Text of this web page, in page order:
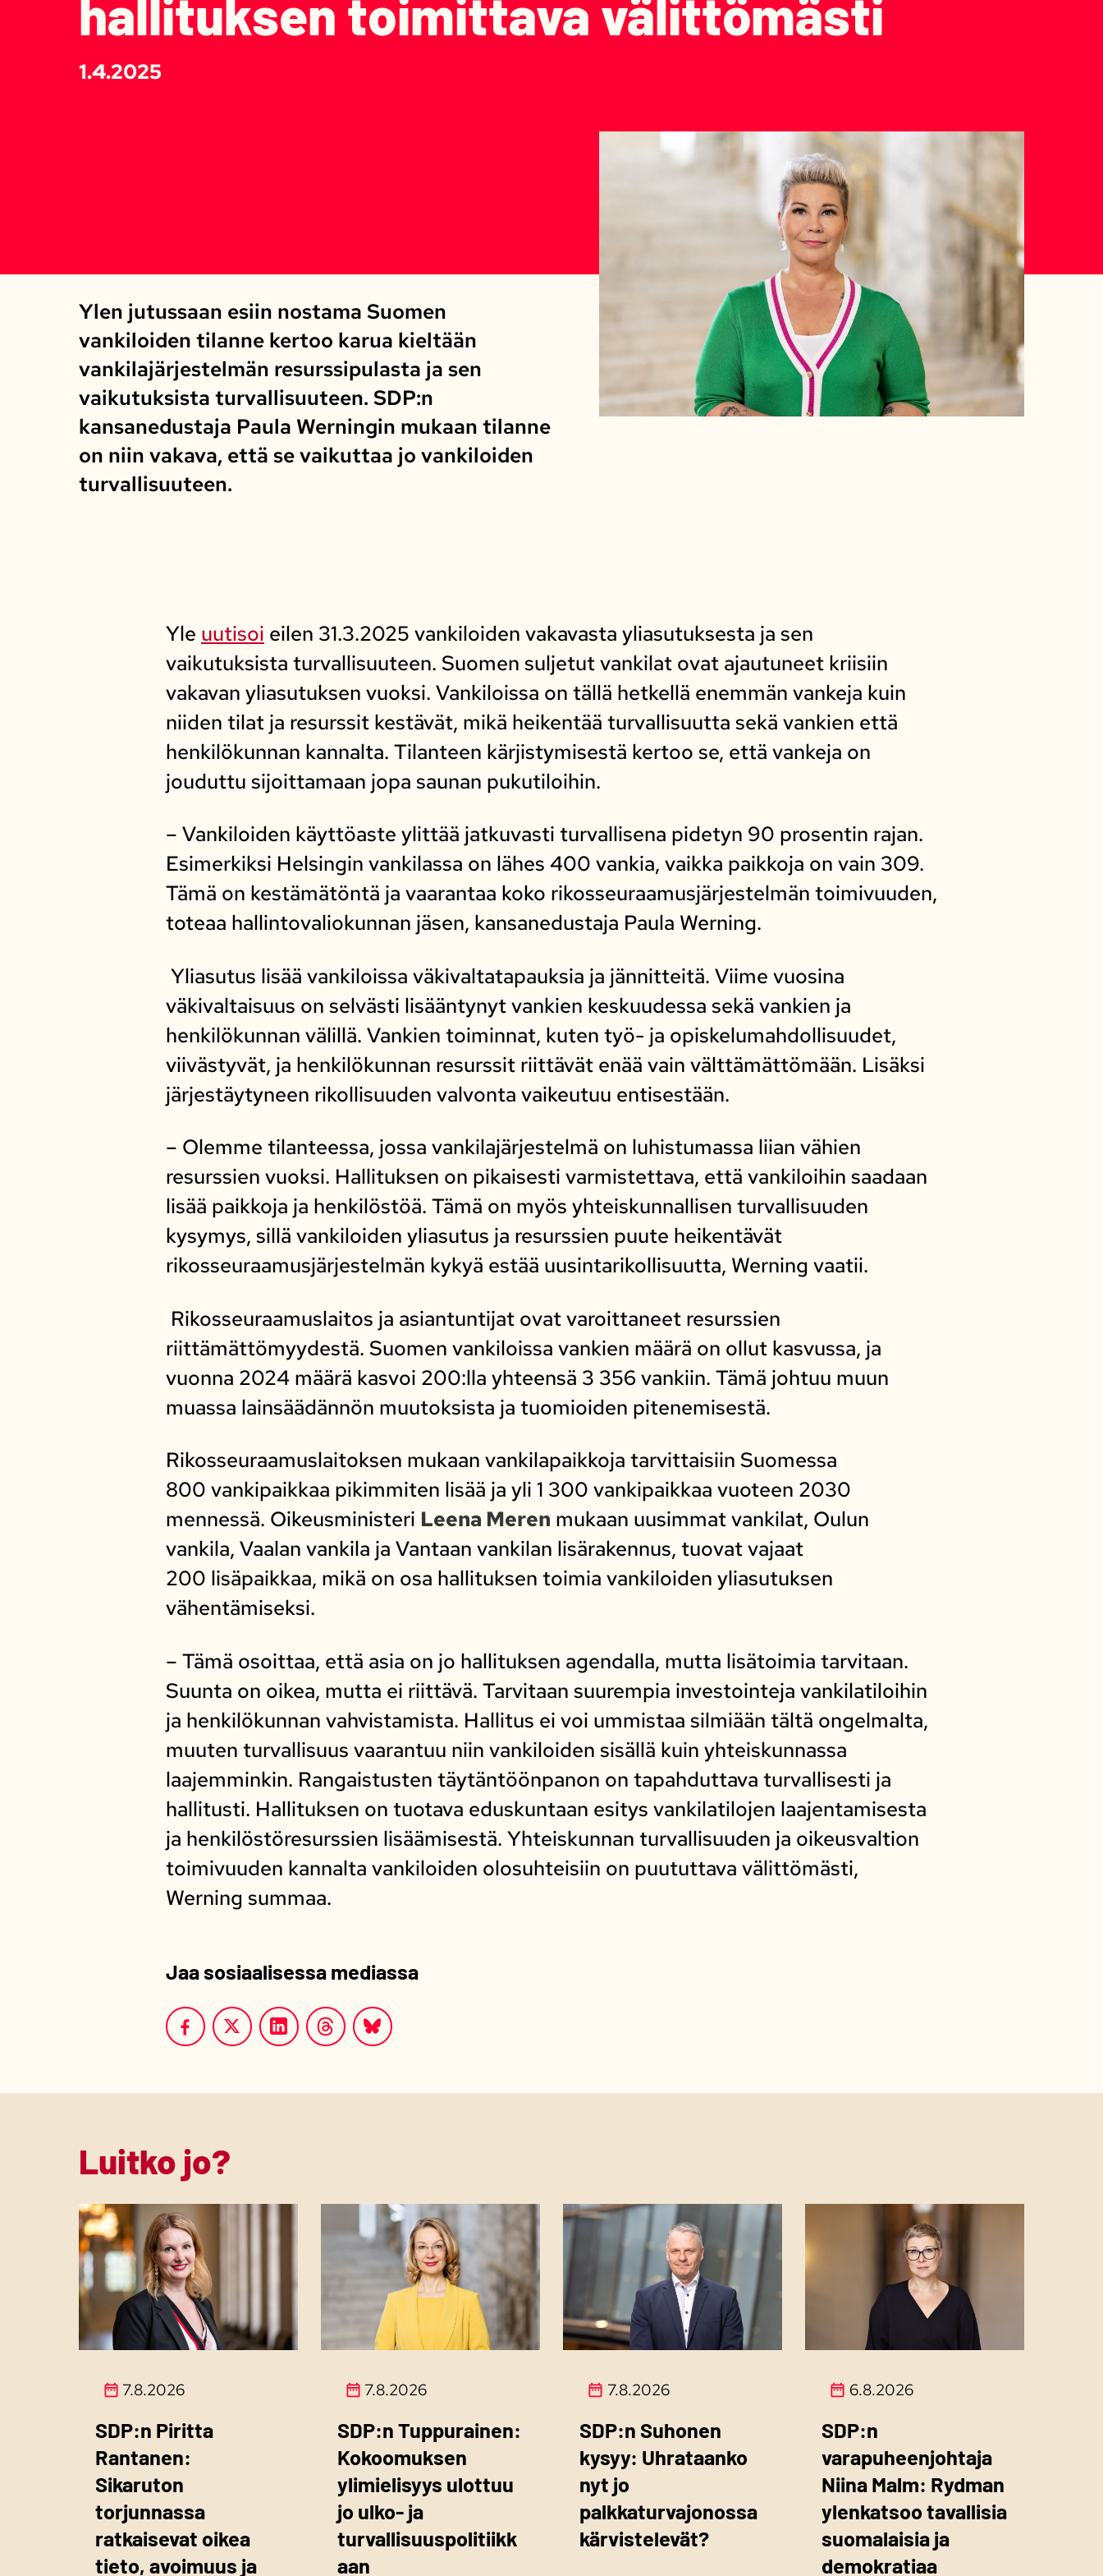
hallituksen toimittava välittömästi
1.4.2025
Ylen jutussaan esiin nostama Suomen
vankiloiden tilanne kertoo karua kieltään
vankilajärjestelmän resurssipulasta ja sen
vaikutuksista turvallisuuteen. SDP:n
kansanedustaja Paula Werningin mukaan tilanne
on niin vakava, että se vaikuttaa jo vankiloiden
turvallisuuteen.
Yle uutisoi eilen 31.3.2025 vankiloiden vakavasta yliasutuksesta ja sen
vaikutuksista turvallisuuteen. Suomen suljetut vankilat ovat ajautuneet kriisiin
vakavan yliasutuksen vuoksi. Vankiloissa on tällä hetkellä enemmän vankeja kuin
niiden tilat ja resurssit kestävät, mikä heikentää turvallisuutta sekä vankien että
henkilökunnan kannalta. Tilanteen kärjistymisestä kertoo se, että vankeja on
jouduttu sijoittamaan jopa saunan pukutiloihin.
– Vankiloiden käyttöaste ylittää jatkuvasti turvallisena pidetyn 90 prosentin rajan.
Esimerkiksi Helsingin vankilassa on lähes 400 vankia, vaikka paikkoja on vain 309.
Tämä on kestämätöntä ja vaarantaa koko rikosseuraamusjärjestelmän toimivuuden,
toteaa hallintovaliokunnan jäsen, kansanedustaja Paula Werning.
Yliasutus lisää vankiloissa väkivaltatapauksia ja jännitteitä. Viime vuosina
väkivaltaisuus on selvästi lisääntynyt vankien keskuudessa sekä vankien ja
henkilökunnan välillä. Vankien toiminnat, kuten työ- ja opiskelumahdollisuudet,
viivästyvät, ja henkilökunnan resurssit riittävät enää vain välttämättömään. Lisäksi
järjestäytyneen rikollisuuden valvonta vaikeutuu entisestään.
– Olemme tilanteessa, jossa vankilajärjestelmä on luhistumassa liian vähien
resurssien vuoksi. Hallituksen on pikaisesti varmistettava, että vankiloihin saadaan
lisää paikkoja ja henkilöstöä. Tämä on myös yhteiskunnallisen turvallisuuden
kysymys, sillä vankiloiden yliasutus ja resurssien puute heikentävät
rikosseuraamusjärjestelmän kykyä estää uusintarikollisuutta, Werning vaatii.
Rikosseuraamuslaitos ja asiantuntijat ovat varoittaneet resurssien
riittämättömyydestä. Suomen vankiloissa vankien määrä on ollut kasvussa, ja
vuonna 2024 määrä kasvoi 200:lla yhteensä 3 356 vankiin. Tämä johtuu muun
muassa lainsäädännön muutoksista ja tuomioiden pitenemisestä.
Rikosseuraamuslaitoksen mukaan vankilapaikkoja tarvittaisiin Suomessa
800 vankipaikkaa pikimmiten lisää ja yli 1 300 vankipaikkaa vuoteen 2030
mennessä. Oikeusministeri Leena Meren mukaan uusimmat vankilat, Oulun
vankila, Vaalan vankila ja Vantaan vankilan lisärakennus, tuovat vajaat
200 lisäpaikkaa, mikä on osa hallituksen toimia vankiloiden yliasutuksen
vähentämiseksi.
– Tämä osoittaa, että asia on jo hallituksen agendalla, mutta lisätoimia tarvitaan.
Suunta on oikea, mutta ei riittävä. Tarvitaan suurempia investointeja vankilatiloihin
ja henkilökunnan vahvistamista. Hallitus ei voi ummistaa silmiään tältä ongelmalta,
muuten turvallisuus vaarantuu niin vankiloiden sisällä kuin yhteiskunnassa
laajemminkin. Rangaistusten täytäntöönpanon on tapahduttava turvallisesti ja
hallitusti. Hallituksen on tuotava eduskuntaan esitys vankilatilojen laajentamisesta
ja henkilöstöresurssien lisäämisestä. Yhteiskunnan turvallisuuden ja oikeusvaltion
toimivuuden kannalta vankiloiden olosuhteisiin on puututtava välittömästi,
Werning summaa.
Jaa sosiaalisessa mediassa
Luitko jo?
7.8.2026
SDP:n Piritta
Rantanen:
Sikaruton
torjunnassa
ratkaisevat oikea
tieto, avoimuus ja
7.8.2026
SDP:n Tuppurainen:
Kokoomuksen
ylimielisyys ulottuu
jo ulko- ja
turvallisuuspolitiikk
aan
7.8.2026
SDP:n Suhonen
kysyy: Uhrataanko
nyt jo
palkkaturvajonossa
kärvistelevät?
6.8.2026
SDP:n
varapuheenjohtaja
Niina Malm: Rydman
ylenkatsoo tavallisia
suomalaisia ja
demokratiaa